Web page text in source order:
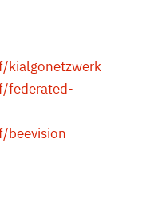
kialgonetzwerk
federated-
beevision